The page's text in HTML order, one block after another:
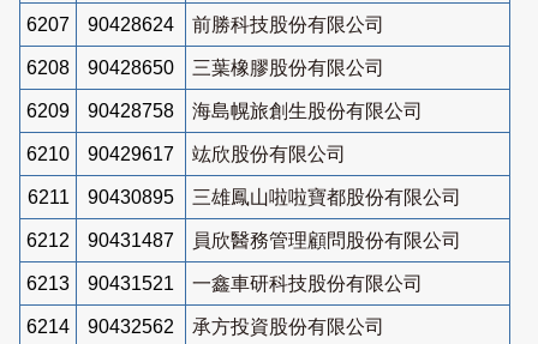
6207 90428624 前勝科技股份有限公司
6208 90428650 三葉橡膠股份有限公司
6209 90428758 海島幌旅創生股份有限公司
6210 90429617 竑欣股份有限公司
6211 90430895 三雄鳳山啦啦寶都股份有限公司
6212 90431487 員欣醫務管理顧問股份有限公司
6213 90431521 一鑫車研科技股份有限公司
6214 90432562 承方投資股份有限公司